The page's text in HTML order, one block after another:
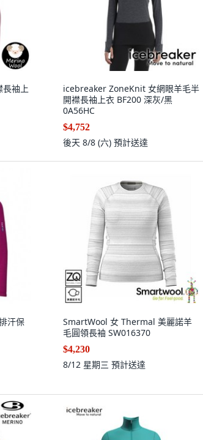
袖上
icebreaker ZoneKnit 女網眼羊毛半
開襟長袖上衣 BF200 深灰/黑
0A56HC
$4,752
後天 8/8 (六) 預計送達
汗保
SmartWool 女 Thermal 美麗諾羊
毛圓領長袖 SW016370
$4,230
8/12 星期三 預計送達